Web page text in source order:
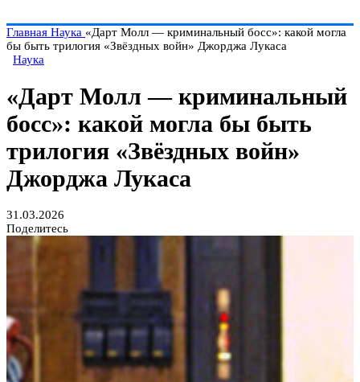
Главная Наука «Дарт Молл — криминальный босс»: какой могла
бы быть трилогия «Звёздных войн» Джорджа Лукаса
Наука
«Дарт Молл — криминальный
босс»: какой могла бы быть
трилогия «Звёздных войн»
Джорджа Лукаса
31.03.2026
Поделитесь